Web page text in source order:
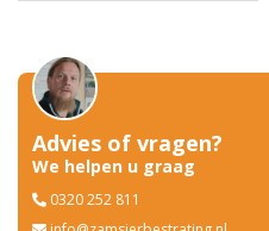
Advies of vragen?
We helpen u graag
0320 252 811